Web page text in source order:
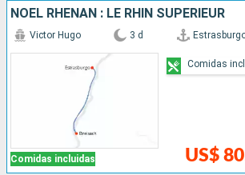
NOËL RHÉNAN : LE RHIN SUPÉRIEUR
Comidas incluidas
Victor Hugo 3 d
US$
Comidas